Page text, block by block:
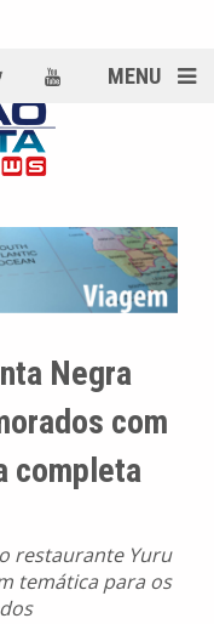
MENU
Negra
com
completa
restaurante Yuru
temática para os